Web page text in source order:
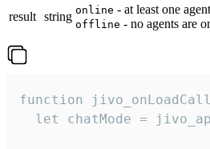
result string online - at least one
offline - no agents are
function
let chatMode =